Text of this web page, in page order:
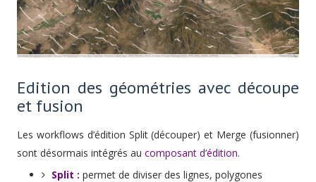
Edition des géométries avec découpe
et fusion
Les workflows d’édition Split (découper) et Merge (fusionner)
sont désormais intégrés au composant d’édition.
Split : permet de diviser des lignes, polygones